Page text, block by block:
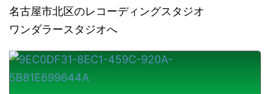
名古屋市北区のレコーディングスタジオ
ワンダラースタジオへ